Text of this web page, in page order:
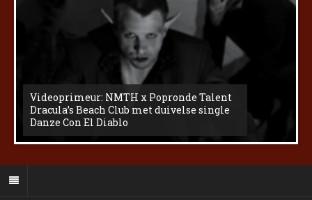
Videoprimeur: NMTH x Popronde Talent
Dracula’s Beach Club met duivelse single
Danze Con El Diablo